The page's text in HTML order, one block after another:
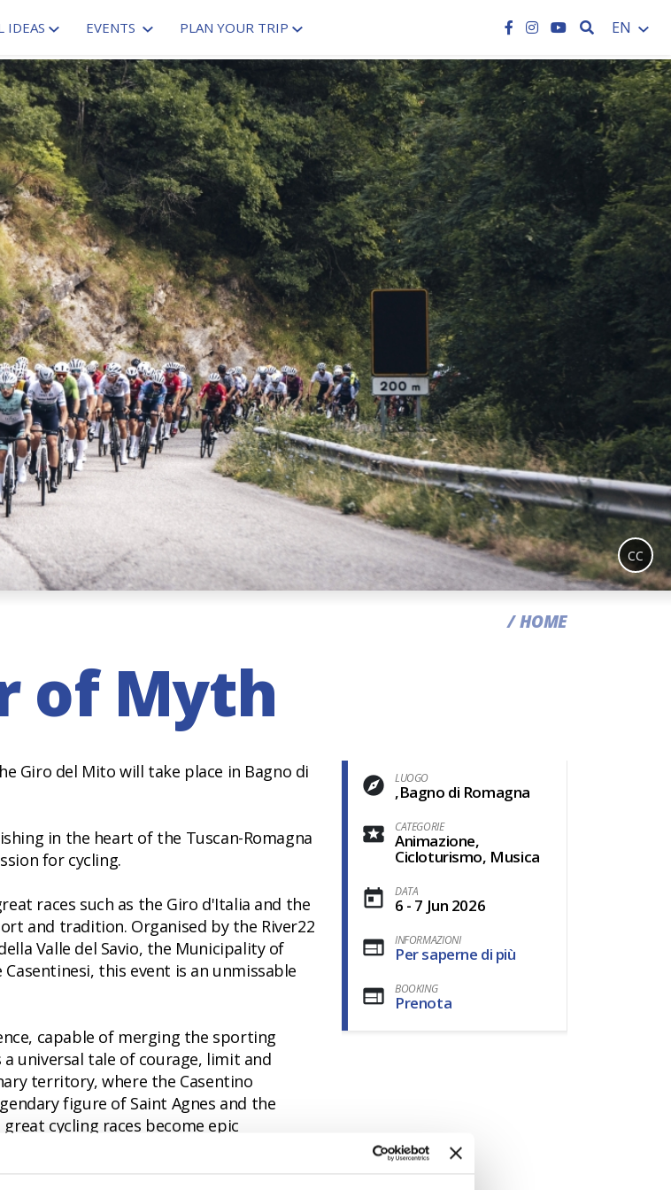
IDEAS EVENTS PLAN YOUR TRIP SEARCH
EN
CC
HOME
of Myth
LUOGO
,Bagno di Romagna
CATEGORIE
Animazione,
Cicloturismo, Musica
DATA
6 - 7 Jun 2026
INFORMAZIONI
Per saperne di più
BOOKING
Prenota
Giro del Mito will take place in Bagno di
in the heart of the Tuscan-Romagna
for cycling.
races such as the Giro d'Italia and the
and tradition. Organised by the River22
Valle del Savio, the Municipality of
this event is an unmissable
capable of merging the sporting
universal tale of courage, limit and
territory, where the Casentino
figure of Saint Agnes and the
cycling races become epic